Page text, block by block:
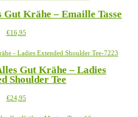
Gut Krähe – Emaille Tasse
€16,95Dieses
weist
Varianten
auf.
Optionen
Gut Krähe – Ladies
Shoulder Tee
€24,95Dieses